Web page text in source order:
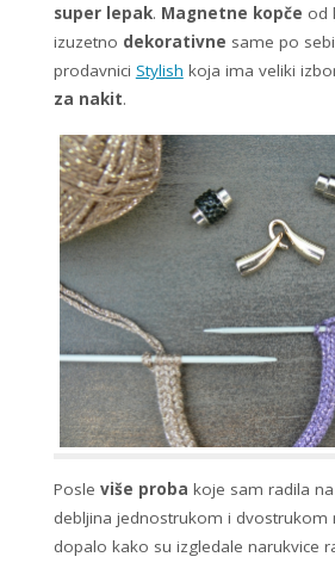
super lepak. Magnetne kopče od
izuzetno dekorativne same po
prodavnici Stylish koja ima veliki
za nakit.
Posle više proba koje sam radila
debljina jednostrukom i dvostrukom
dopalo kako su izgledale narukvice